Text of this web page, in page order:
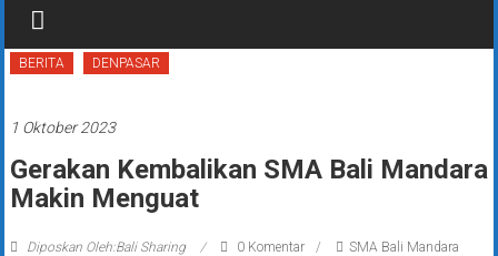
BERITA DENPASAR
1 Oktober 2023
Gerakan Kembalikan SMA Bali Mandara
Makin Menguat
Diposkan Oleh:Bali Sharing 0 Komentar SMA Bali Mandara